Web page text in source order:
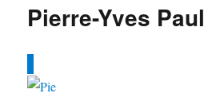
Pierre-Yves Paul